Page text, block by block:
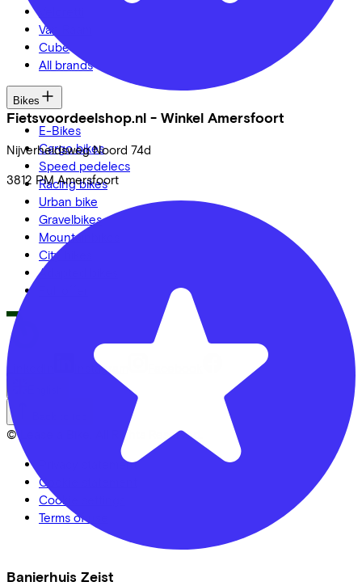
Fietsvoordeelshop.nl - Winkel Amersfoort
Nijverheidsweg Noord 74d
3812 PM Amersfoort
Banierhuis Zeist
Van Raam
Cube
All brands
Bikes
E-Bikes
Cargo bikes
Speed pedelecs
Racing bikes
Urban bike
Gravelbikes
Mountainbikes
City bikes
Adapted bikes
LinkedIn Instagram
© Lease a Bike. All Rights Reserved.
Privacy statement
Cookie statement
Cookie settings
Terms of use